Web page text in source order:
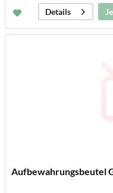
Details
Aufbewahrungsbeutel